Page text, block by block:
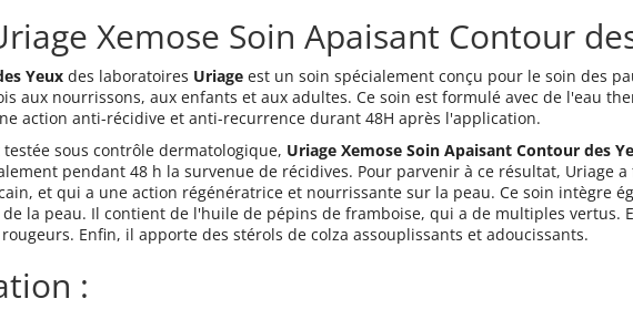
Xemose Soin Apaisant Contour
Yeux des laboratoires Uriage est un soin spécialement conçu pour le soin des
aux nourrissons, aux enfants et aux adultes. Ce soin est formulé avec de l'eau
action anti-récidive et anti-recurrence durant 48H après l'application.
sous contrôle dermatologique, Uriage Xemose Soin Apaisant Contour des
pendant 48 h la survenue de récidives. Pour parvenir à ce résultat, Uriage
et qui a une action régénératrice et nourrissante sur la peau. Ce soin intègre
la peau. Il contient de l'huile de pépins de framboise, qui a de multiples vertus.
Enfin, il apporte des stérols de colza assouplissants et adoucissants.
: